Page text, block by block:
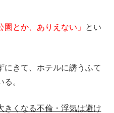
とか、ありえない」
とい
にきて、ホテルに誘うふて
る。
きくなる不倫・浮気は避け